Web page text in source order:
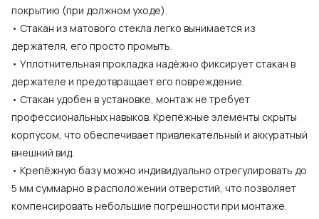
покрытию (при должном уходе).
• Стакан из матового стекла легко вынимается из
держателя, его просто промыть.
• Уплотнительная прокладка надёжно фиксирует стакан в
держателе и предотвращает его повреждение.
• Стакан удобен в установке, монтаж не требует
профессиональных навыков. Крепёжные элементы скрыты
корпусом, что обеспечивает привлекательный и аккуратный
внешний вид.
• Крепёжную базу можно индивидуально отрегулировать до
5 мм суммарно в расположении отверстий, что позволяет
компенсировать небольшие погрешности при монтаже.